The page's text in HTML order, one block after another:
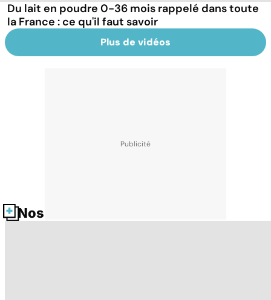
Du lait en poudre 0-36 mois rappelé dans toute
la France : ce qu'il faut savoir
Plus de vidéos
Nos fiches santé